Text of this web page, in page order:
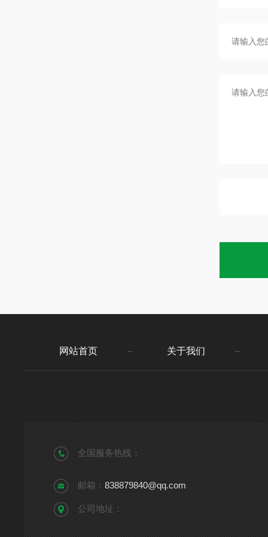
网站首页 关于我们
全国服务热线：
邮箱：838879840@qq.com
公司地址：